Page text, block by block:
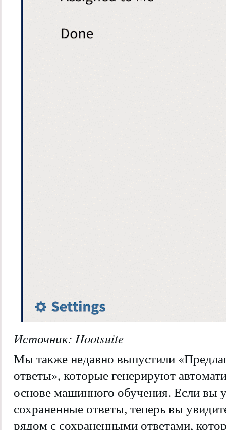
Источник: Hootsuite
Мы также недавно выпустили
ответы», которые генерируют
основе машинного обучения. Если вы
сохраненные ответы, теперь вы
рядом с сохраненными ответами,